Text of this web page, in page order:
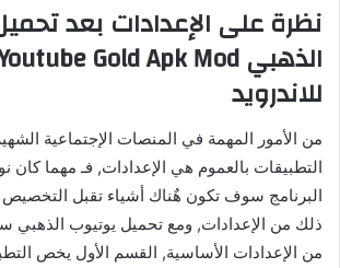
نظرة على الإعدادات بعد
للاندرويد
من الأمور المهمة في المنصات الإجتماعية
التطبيقات بالعموم هي الإعدادات, فـ مهما كان
البرنامج سوف تكون هٌناك أشياء تقبل التخصيص
ذلك من الإعدادات, ومع تحميل يوتيوب الذهبي
من الإعدادات الأساسية, القسم الأول يخص